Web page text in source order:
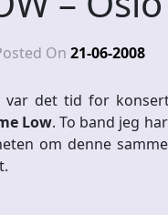
On 21-06-2008
det tid for
Low. To band jeg
om denne